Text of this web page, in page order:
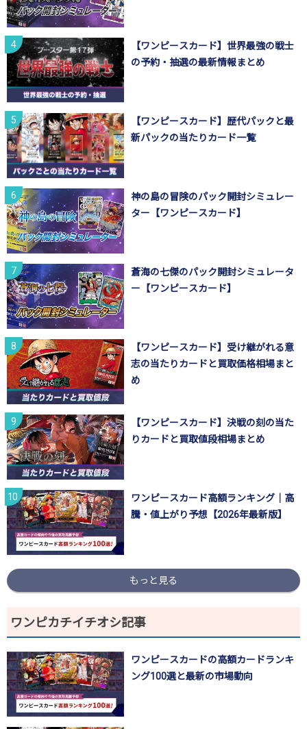
【ワンピースカード】世界最強の戦士
の予約・抽選の最新情報まとめ
【ワンピースカード】歴代パックと最
新パックの当たりカード一覧
神の島の冒険のパック開封シミュレー
ター【ワンピースカード】
蒼海の七傑のパック開封シミュレータ
ー【ワンピースカード】
【ワンピースカード】受け継がれる意
志の当たりカードと買取価格相場まと
め
【ワンピースカード】決戦の刻の当た
りカードと買取値段相場まとめ
ワンピースカード高額ランキング｜高
騰・値上がり予想【2026年最新版】
もっと見る
ワンピカチイチオシ記事
ワンピースカードの高額カードランキ
ング100選と最新の市場動向